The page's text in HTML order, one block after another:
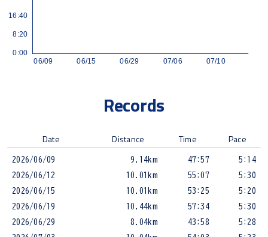
Records
Date Distance Time Pace
2026/06/09 9.14km 47:57
5:14
2026/06/12
10.01km 55:07
5:30
2026/06/15
10.01km 53:25
5:20
2026/06/19
10.44km 57:34
5:30
2026/06/29
8.04km 43:58
5:28